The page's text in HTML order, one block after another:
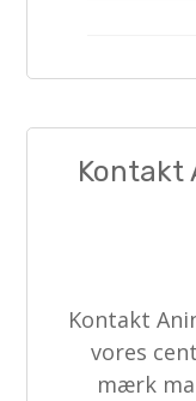
Kontakt
Kontakt
vores
mærk